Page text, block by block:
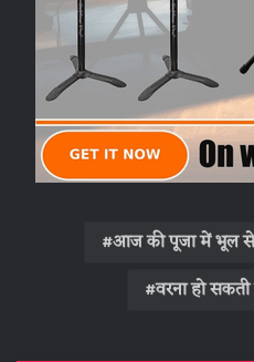
आज की पूजा में भूल से
वरना हो